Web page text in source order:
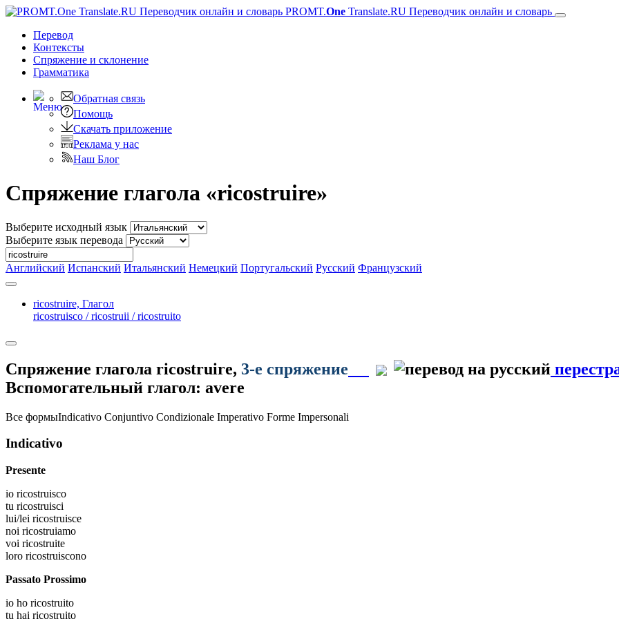
PROMT.One Translate.RU Переводчик онлайн и словарь
Перевод
Контексты
Спряжение и склонение
Грамматика
Обратная связь
Помощь
Скачать приложение
Реклама у нас
Наш Блог
Спряжение глагола «ricostruire»
Выберите исходный язык
Выберите язык перевода
Английский Испанский Итальянский Немецкий Португальский Русский Французский
ricostruire, Глагол
ricostruisco / ricostruii / ricostruito
Спряжение глагола ricostruire, 3-е спряжение
Вспомогательный глагол: avere
Все формыIndicativo Conjuntivo Condizionale Imperativo Forme Impersonali
Indicativo
Presente
io ricostruisco
tu ricostruisci
lui/lei ricostruisce
noi ricostruiamo
voi ricostruite
loro ricostruiscono
Passato Prossimo
io ho ricostruito
tu hai ricostruito